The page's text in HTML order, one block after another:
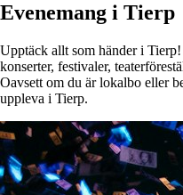
Evenemang i Tierp
Upptäck allt som händer i
konserter, festivaler,
Oavsett om du är lokalbo eller
uppleva i Tierp.